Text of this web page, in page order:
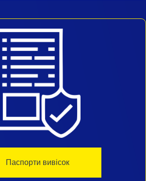
Паспорти вивісок